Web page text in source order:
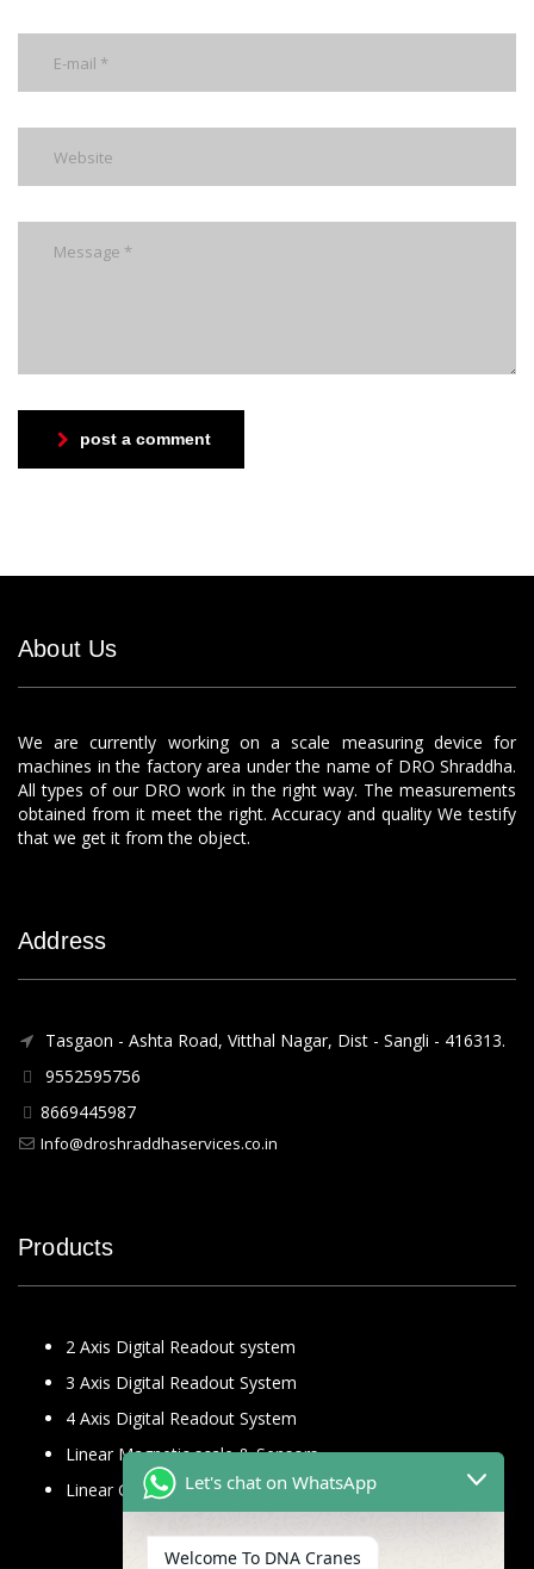
post a comment
About Us
We are currently working on a scale measuring device for
machines in the factory area under the name of DRO Shraddha.
All types of our DRO work in the right way. The measurements
obtained from it meet the right. Accuracy and quality We testify
that we get it from the object.
Address
Tasgaon - Ashta Road, Vitthal Nagar, Dist - Sangli - 416313.
9552595756
8669445987
Info@droshraddhaservices.co.in
Products
2 Axis Digital Readout system
3 Axis Digital Readout System
4 Axis Digital Readout System
Linear Magnetic scale & Sensors
Linear Glass ScaleLet's chat on WhatsApp
Welcome To DNA Cranes